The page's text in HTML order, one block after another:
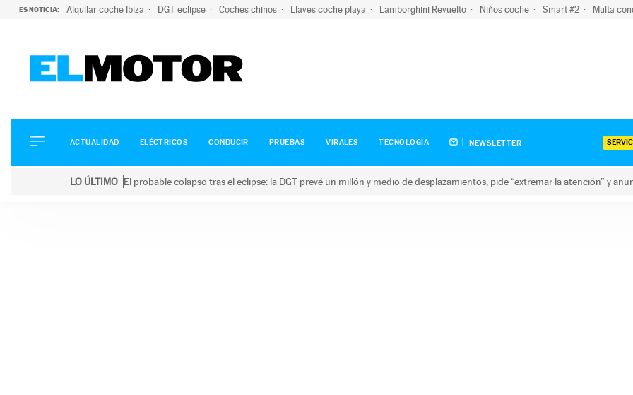
ES NOTICIA: Alquilar coche Ibiza DGT eclipse Coches chinos Llaves coche playa Lamborghini Revuelto Niños coche Smart #2 Multa
ELÉCTRICOS
CONDUCIR
ACTUALIDAD ELÉCTRICOS CONDUCIR PRUEBAS VIRALES TECNOLOGÍA NEWSLETTER
LO ÚLTIMO El probable colapso tras el eclipse: la DGT prevé un millón y medio de desplazamientos, pide “extremar la atención” y